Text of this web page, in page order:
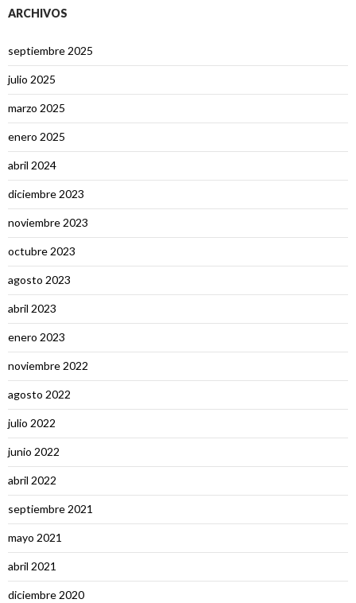
ARCHIVOS
septiembre 2025
julio 2025
marzo 2025
enero 2025
abril 2024
diciembre 2023
noviembre 2023
octubre 2023
agosto 2023
abril 2023
enero 2023
noviembre 2022
agosto 2022
julio 2022
junio 2022
abril 2022
septiembre 2021
mayo 2021
abril 2021
diciembre 2020